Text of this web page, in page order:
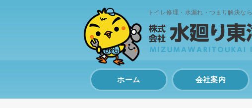
トイレ修理・水漏れ・つまり解決なら
ホーム 会社案内